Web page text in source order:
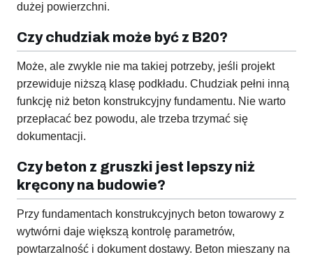
dużej powierzchni.
Czy chudziak może być z B20?
Może, ale zwykle nie ma takiej potrzeby, jeśli projekt
przewiduje niższą klasę podkładu. Chudziak pełni inną
funkcję niż beton konstrukcyjny fundamentu. Nie warto
przepłacać bez powodu, ale trzeba trzymać się
dokumentacji.
Czy beton z gruszki jest lepszy niż
kręcony na budowie?
Przy fundamentach konstrukcyjnych beton towarowy z
wytwórni daje większą kontrolę parametrów,
powtarzalność i dokument dostawy. Beton mieszany na